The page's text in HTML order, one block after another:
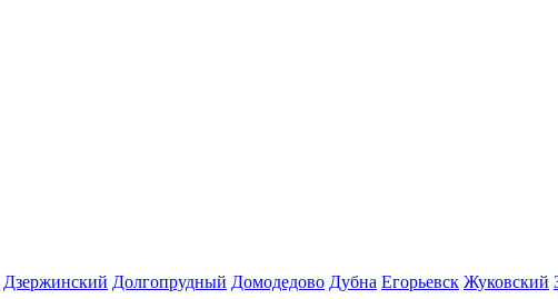
Дзержинский Долгопрудный Домодедово Дубна Егорьевск Жуковский